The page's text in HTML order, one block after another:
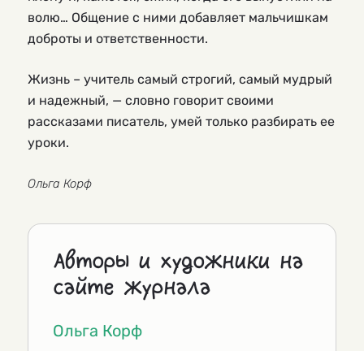
волю… Общение с ними добавляет мальчишкам
доброты и ответственности.
Жизнь – учитель самый строгий, самый мудрый
и надежный, — словно говорит своими
рассказами писатель, умей только разбирать ее
уроки.
Ольга Корф
Авторы и художники на
сайте журнала
Ольга Корф